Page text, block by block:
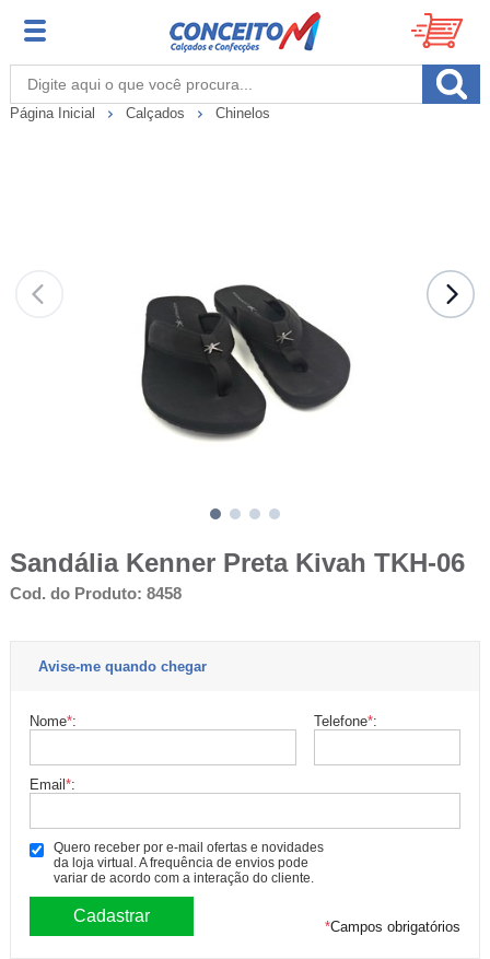
Página Inicial Calçados Chinelos
Sandália Kenner Preta Kivah TKH-06
Cod. do Produto: 8458
Avise-me quando chegar
Nome*: Telefone*:
Email*:
Quero receber por e-mail ofertas e novidades
da loja virtual. A frequência de envios pode
variar de acordo com a interação do cliente.
*Campos obrigatórios